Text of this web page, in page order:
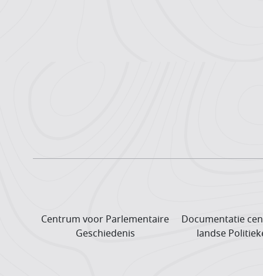
Centrum voor Parlementaire
Geschiedenis
Documentatie
landse